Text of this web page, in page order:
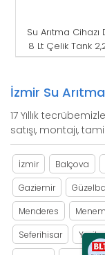
Su Arıtma
8 Lt Çelik Tank
İzmir Su
17 Yıllık
satışı, montajı,
İzmir Balçova
Gaziemir
Menderes
Seferihisar